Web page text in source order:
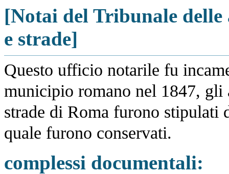
[Notai del Tribunale delle
e strade]
Questo ufficio notarile fu
municipio romano nel 1847,
strade di Roma furono stipulati
quale furono conservati.
complessi documentali: